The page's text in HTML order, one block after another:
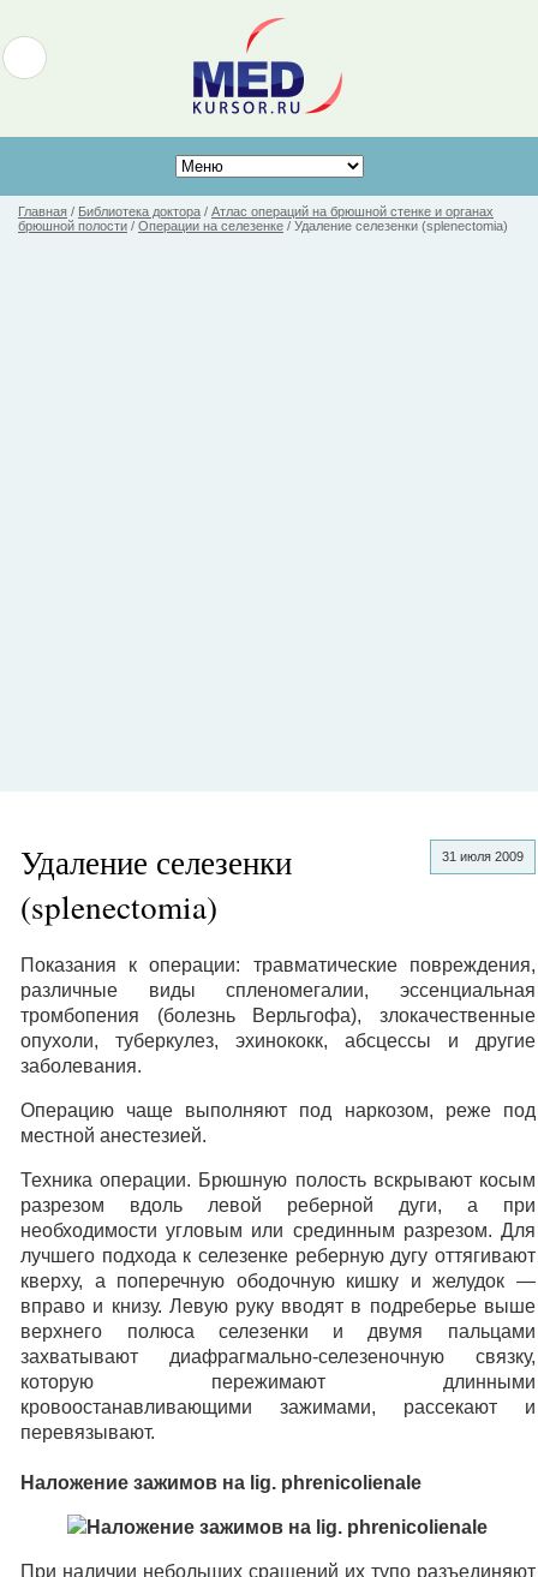
Главная / Библиотека доктора / Атлас операций на брюшной стенке и органах
брюшной полости / Операции на селезенке / Удаление селезенки (splenectomia)
31 июля 2009
Удаление селезенки
(splenectomia)
Показания к операции: травматические повреждения,
различные виды спленомегалии, эссенциальная
тромбопения (болезнь Верльгофа), злокачественные
опухоли, туберкулез, эхинококк, абсцессы и другие
заболевания.
Операцию чаще выполняют под наркозом, реже под
местной анестезией.
Техника операции. Брюшную полость вскрывают косым
разрезом вдоль левой реберной дуги, а при
необходимости угловым или срединным разрезом. Для
лучшего подхода к селезенке реберную дугу оттягивают
кверху, а поперечную ободочную кишку и желудок —
вправо и книзу. Левую руку вводят в подреберье выше
верхнего полюса селезенки и двумя пальцами
захватывают диафрагмально-селезеночную связку,
которую пережимают длинными
кровоостанавливающими зажимами, рассекают и
перевязывают.
Наложение зажимов на lig. phrenicolienale
При наличии небольших сращений их тупо разъединяют